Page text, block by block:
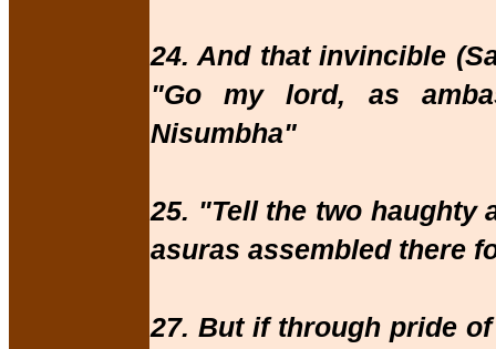
24. And that invincible
"Go my lord, as
Nisumbha"
25. "Tell the two haughty
asuras assembled there
27. But if through pride